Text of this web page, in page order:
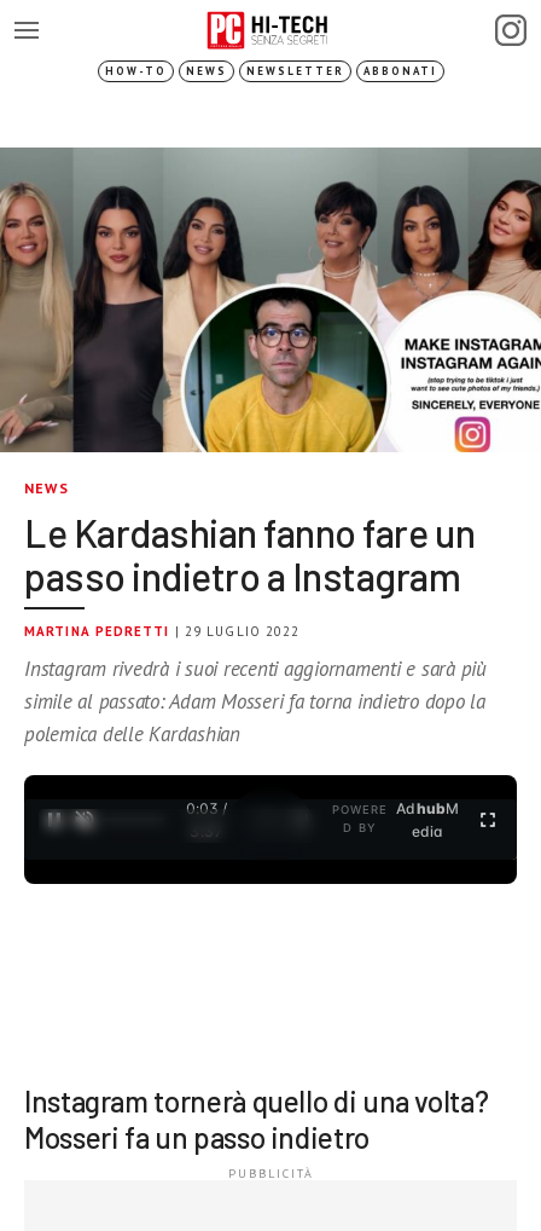
HOW-TO NEWS NEWSLETTER ABBONATI
NEWS
Le Kardashian fanno fare un
passo indietro a Instagram
MARTINA PEDRETTI | 29 LUGLIO 2022
Instagram rivedrà i suoi recenti aggiornamenti e sarà più
simile al passato: Adam Mosseri fa torna indietro dopo la
polemica delle Kardashian
0:04 /
3:37
POWERE
D BY
AdhubM
edia
Instagram tornerà quello di una volta?
Mosseri fa un passo indietro